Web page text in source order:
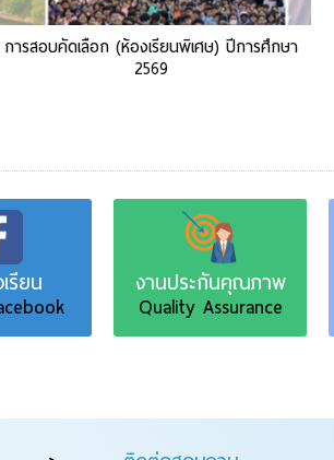
การสอบคัดเลือก (ห้องเรียนพิเศษ) ปีการศึกษา
2569
งานประกันคุณภาพ
Quality Assurance